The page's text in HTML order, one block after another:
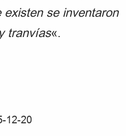
se inventaron
tranvías«.
12-20